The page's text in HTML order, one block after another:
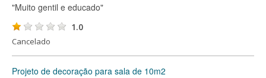
"Muito gentil e educado"
1.0
Cancelado
Projeto de decoração para sala de 10m2